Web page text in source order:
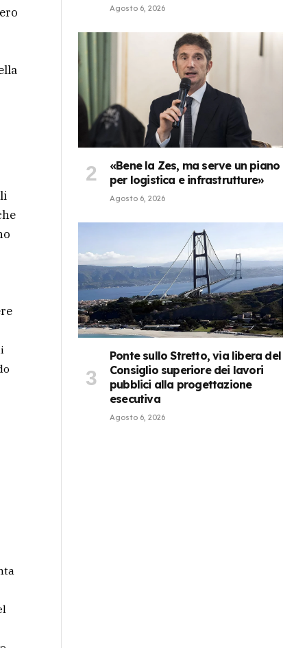
Agosto 6, 2026
«Bene la Zes, ma serve un piano
per logistica e infrastrutture»
Agosto 6, 2026
Ponte sullo Stretto, via libera del
Consiglio superiore dei lavori
pubblici alla progettazione
esecutiva
Agosto 6, 2026